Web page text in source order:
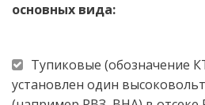
основных вида:
Тупиковые (обозначение
установлен один